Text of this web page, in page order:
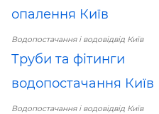
опалення Київ
Водопостачання і водовідвід Київ
Труби та фітинги
водопостачання Київ
Водопостачання і водовідвід Київ